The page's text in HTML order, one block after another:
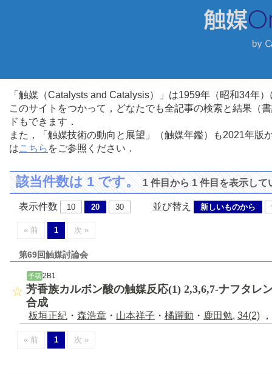
「触媒（Catalysts and Catalysis）」は1959年（昭和34年
このサイトをつかって，どなたでも全記事の検索と結果（
ドもできます．
また，「触媒技術の動向と展望」（触媒年鑑）も2021年
はこちら をご参照ください．
該当件数は 1 です。1 件目から 1 件目を表示して
表示件数 10 20 30 並び替え 新しいものから
« 前 1 次 »
第69回触媒討論会
予稿 2B1
芳香族カルボン酸の触媒反応(1) 2,3,6,7-ナフタレ
合成
板垣正紀 ・ 森浩章 ・ 山本祥子 ・ 橘躍動 ・ 鹿田勉, 34(2)
« 前 1 次 »